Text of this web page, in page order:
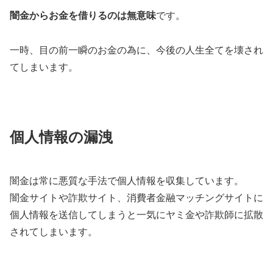
闇金からお金を借りるのは無意味です。
一時、目の前一瞬のお金の為に、今後の人生全てを壊され
てしまいます。
個人情報の漏洩
闇金は常に悪質な手法で個人情報を収集しています。
闇金サイトや詐欺サイト、消費者金融マッチングサイトに
個人情報を送信してしまうと一気にヤミ金や詐欺師に拡散
されてしまいます。